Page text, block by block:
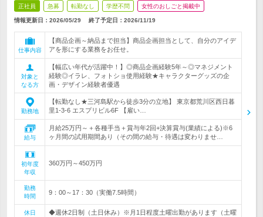
正社員 急募 転勤なし 学歴不問 女性のおしごと掲載中
情報更新日：2026/05/29 終了予定日： 2026/11/19
仕事内容
【商品企画～納品まで担当】商品企画担当として、自分のアイデ
アを形にする業務をお任せ。
対象と
なる方
【幅広い年代が活躍中！】◎商品企画経験5年～◎マネジメント
経験◎イラレ、フォトショ使用経験★キャラクターグッズの企
画・デザイン経験者優遇
勤務地
【転勤なし★三河島駅から徒歩3分の立地】 東京都荒川区西日暮
里1-3-6 エスプリビル6F 【雇い…
給与
月給25万円～＋各種手当＋賞与年2回+決算賞与(業績による)※6
ヶ月間の試用期間あり（その間の給与・待遇は変わりませ…
初年度
年収
360万円～450万円
勤務
時間
9：00～17：30（実働7.5時間）
休日
◆週休2日制（土日休み）※月1日程度土曜出勤があります（土曜